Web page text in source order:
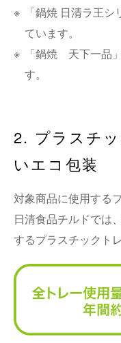
※
「鍋焼 日清ラ王
ています。
※
「鍋焼 天下一品
す。
2. プラスチ
いエコ包装
対象商品に使用する
日清食品チルドでは
するプラスチックト